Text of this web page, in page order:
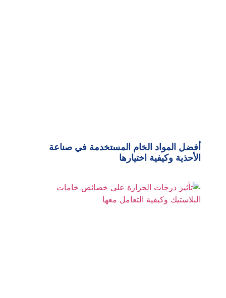
أفضل المواد الخام المستخدمة في صناعة
الأحذية وكيفية اختيارها